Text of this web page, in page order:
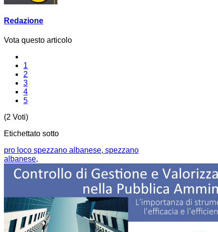
Redazione
Vota questo articolo
1
2
3
4
5
(2 Voti)
Etichettato sotto
pro loco spezzano albanese, spezzano
albanese,